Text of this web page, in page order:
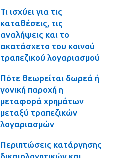
Τι ισχύει για τις
καταθέσεις, τις
αναλήψεις και το
ακατάσχετο του κοινού
τραπεζικού λογαριασμού
Πότε θεωρείται δωρεά ή
γονική παροχή η
μεταφορά χρημάτων
μεταξύ τραπεζικών
λογαριασμών
Περιπτώσεις κατάργησης
δικαιολογητικών και